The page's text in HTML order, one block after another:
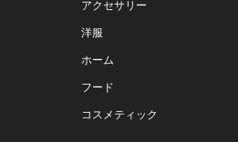
アクセサリー
洋服
ホーム
フード
コスメティック